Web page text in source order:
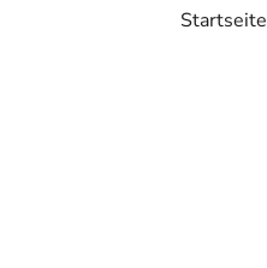
Startseite